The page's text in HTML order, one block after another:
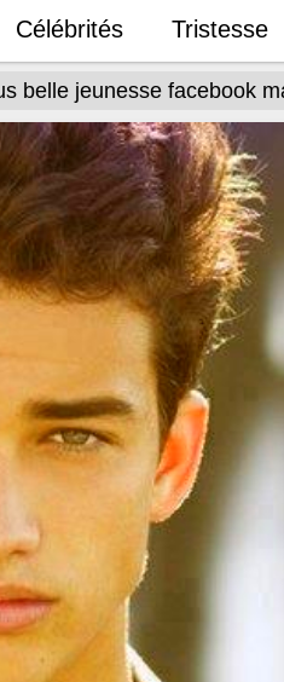
Célébrités Tristesse
belle jeunesse facebook